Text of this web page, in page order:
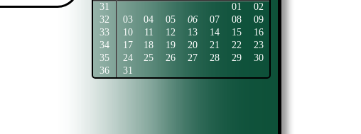
31
01
02
32
03 04 05 06 07 08
09
33
10 11 12 13 14 15
16
34
17 18 19 20 21 22
23
35
24 25 26 27 28 29
30
36
31